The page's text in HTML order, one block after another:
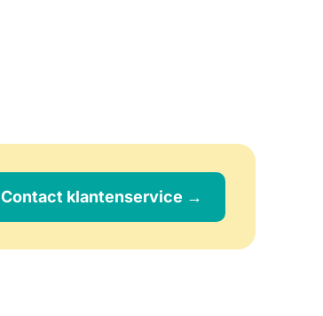
Contact klantenservice →